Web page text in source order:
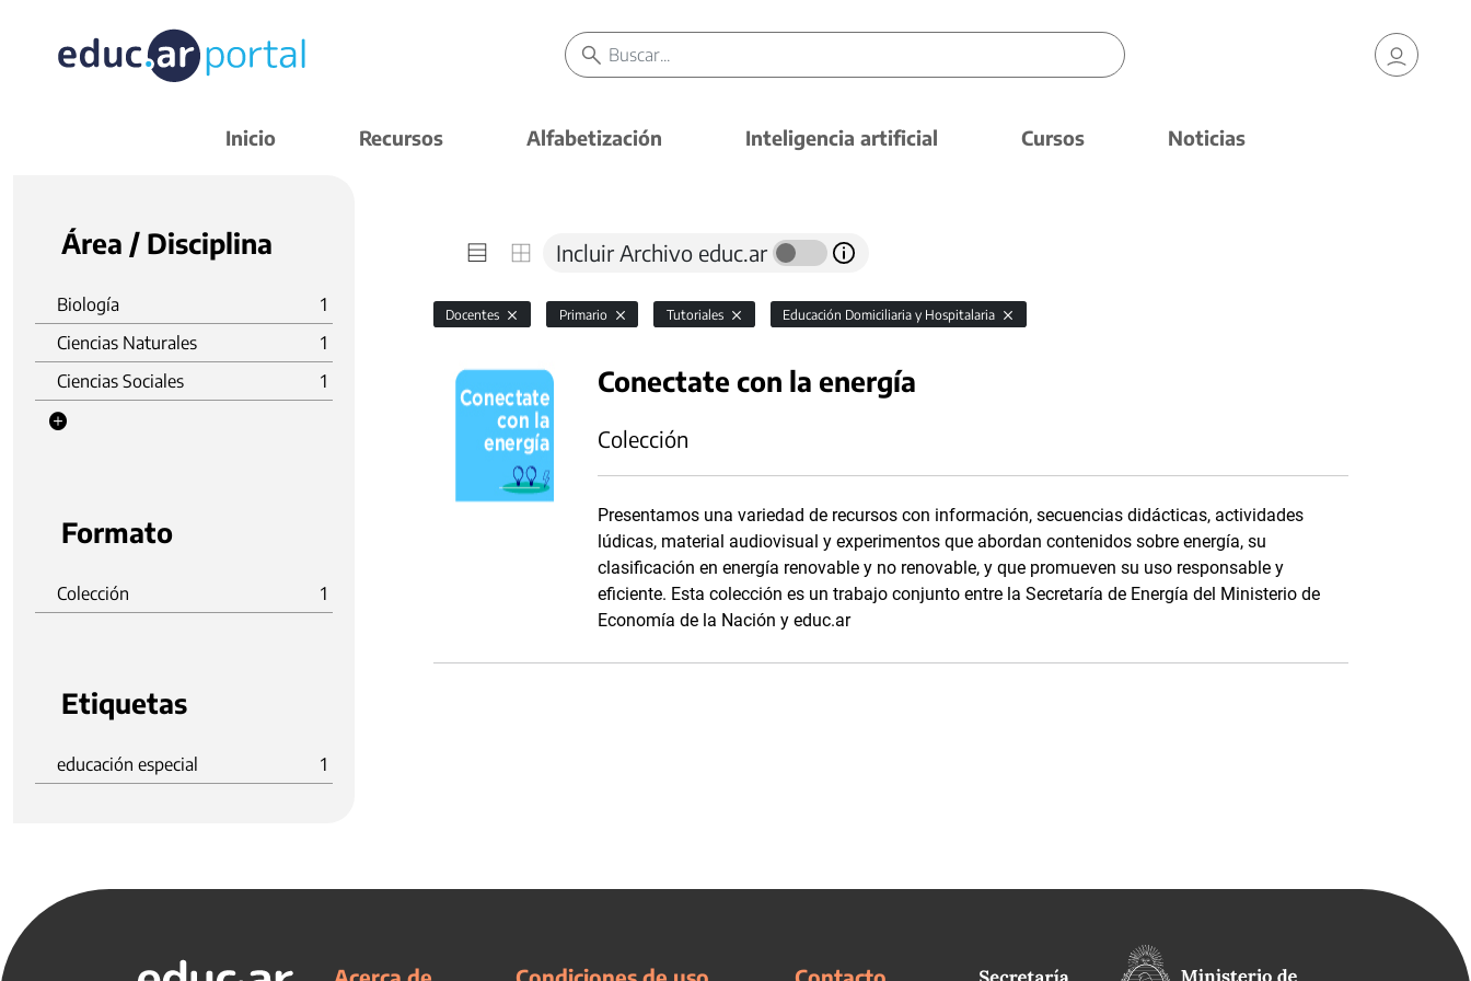
Inicio Recursos Alfabetización Inteligencia artificial Cursos Noticias
Área / Disciplina
Biología
1
Ciencias Naturales
1
Ciencias Sociales
1
Formato
Colección 1
Etiquetas
educación especial 1
Incluir Archivo educ.ar
Docentes Primario Tutoriales Educación Domiciliaria y Hospitalaria
Conectate con la energía
Colección
Presentamos una variedad de recursos con información, secuencias didácticas, actividades
lúdicas, material audiovisual y experimentos que abordan contenidos sobre energía, su
clasificación en energía renovable y no renovable, y que promueven su uso responsable y
eficiente. Esta colección es un trabajo conjunto entre la Secretaría de Energía del Ministerio de
Economía de la Nación y educ.ar